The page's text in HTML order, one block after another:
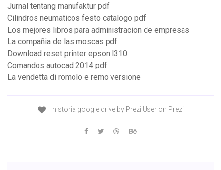
Jurnal tentang manufaktur pdf
Cilindros neumaticos festo catalogo pdf
Los mejores libros para administracion de empresas
La compañia de las moscas pdf
Download reset printer epson l310
Comandos autocad 2014 pdf
La vendetta di romolo e remo versione
historia google drive by Prezi User on Prezi